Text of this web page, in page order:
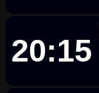
20:15